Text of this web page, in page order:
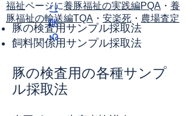
福祉ページに養豚福祉の実践編PQA ・ 養
豚福祉の輸送編TQA ・ 安楽死 ・ 農場査定
に
戻
る
豚の検査用サンプル採取法
飼料関係用サンプル採取法
豚の検査用の各種サンプ
ル採取法